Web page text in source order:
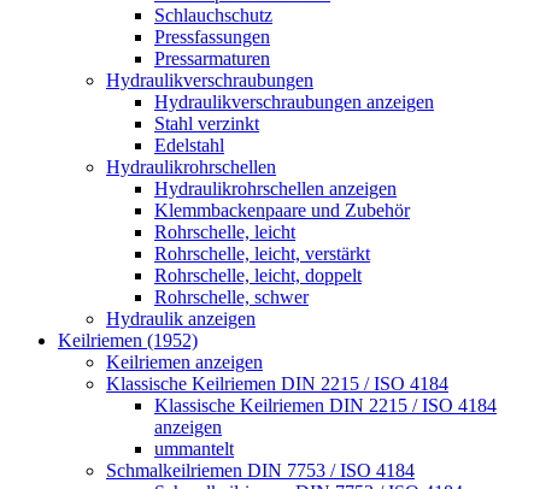
Schlauchschutz
Pressfassungen
Pressarmaturen
Hydraulikverschraubungen
Hydraulikverschraubungen anzeigen
Stahl verzinkt
Edelstahl
Hydraulikrohrschellen
Hydraulikrohrschellen anzeigen
Klemmbackenpaare und Zubehör
Rohrschelle, leicht
Rohrschelle, leicht, verstärkt
Rohrschelle, leicht, doppelt
Rohrschelle, schwer
Hydraulik anzeigen
Keilriemen (1952)
Keilriemen anzeigen
Klassische Keilriemen DIN 2215 / ISO 4184
Klassische Keilriemen DIN 2215 / ISO 4184
anzeigen
ummantelt
Schmalkeilriemen DIN 7753 / ISO 4184